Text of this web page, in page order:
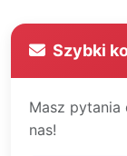
Szybki
Masz
nas!